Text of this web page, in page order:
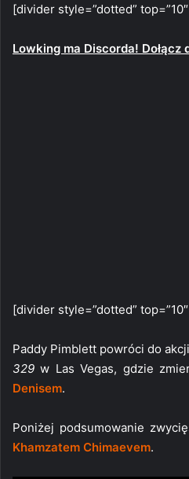
[divider style=”dotted”
Lowking ma Discorda! Dołącz
[divider style=”dotted”
Paddy Pimblett powróci do
329 w Las Vegas, gdzie
Denisem.
Poniżej podsumowanie
Khamzatem Chimaevem.